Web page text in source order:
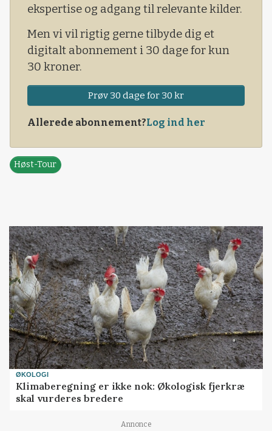
ekspertise og adgang til relevante kilder.
Men vi vil rigtig gerne tilbyde dig et
digitalt abonnement i 30 dage for kun
30 kroner.
Prøv 30 dage for 30 kr
Allerede abonnement?Log ind her
Høst-Tour
ØKOLOGI
Klimaberegning er ikke nok: Økologisk fjerkræ
skal vurderes bredere
Annonce